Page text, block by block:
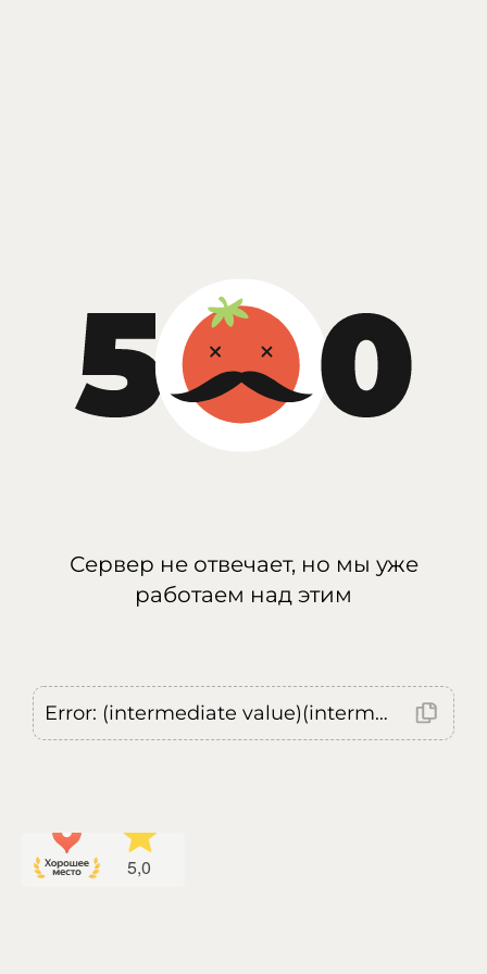
Сервер не отвечает, но мы уже
работаем над этим
Error: (intermediate value)(intermediate value)(intermediate value).replaceAll is not a function